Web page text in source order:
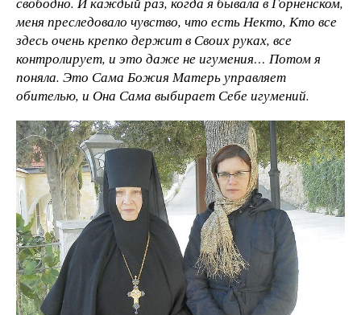
меня преследовало чувство, что есть Некто, Кто все
здесь очень крепко держит в Своих руках, все
контролирует, и это даже не игумения… Потом я
поняла. Это Сама Божия Матерь управляет
обителью, и Она Сама выбирает Себе игумений.